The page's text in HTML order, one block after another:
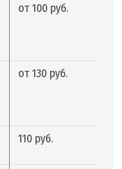
от 100 руб.
от 130 руб.
110 руб.